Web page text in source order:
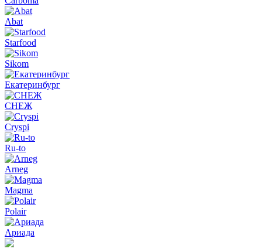
Abat
Starfood
Sikom
Екатеринбург
СНЕЖ
Cryspi
Ru-to
Arneg
Magma
Polair
Ариада